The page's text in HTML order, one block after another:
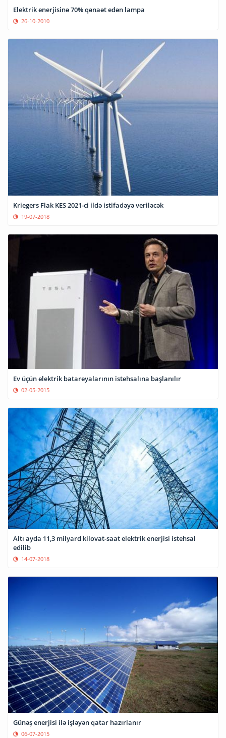
Elektrik enerjisinə 70% qənaət edən lampa
26-10-2010
Kriegers Flak KES 2021-ci ildə istifadəyə veriləcək
19-07-2018
Ev üçün elektrik batareyalarının istehsalına başlanılır
02-05-2015
Altı ayda 11,3 milyard kilovat-saat elektrik enerjisi istehsal
edilib
14-07-2018
Günəş enerjisi ilə işləyən qatar hazırlanır
06-07-2015